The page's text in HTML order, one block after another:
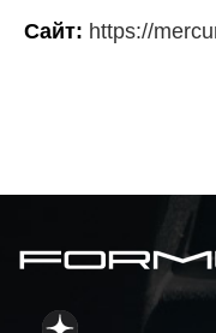
Сайт: https://